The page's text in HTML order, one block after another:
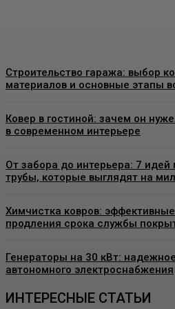
Строительство гаража: выбор
материалов и основные этапы
Ковер в гостиной: зачем он
в современном интерьере
От забора до интерьера: 7
трубы, которые выглядят на
Химчистка ковров:
продления срока службы
Генераторы на 30 кВт:
автономного электроснабжения
ИНТЕРЕСНЫЕ СТАТЬИ